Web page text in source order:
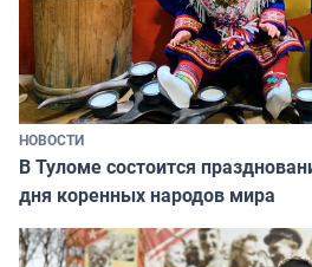
НОВОСТИ
В Туломе состоится
дня коренных народов мира